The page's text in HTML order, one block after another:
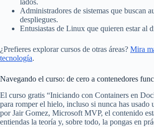
lados.
Administradores de sistemas que buscan
despliegues.
Entusiastas de Linux que quieren estar al
¿Prefieres explorar cursos de otras áreas? Mira
tecnología.
Navegando el curso: de cero a contenedores
El curso gratis “Iniciando con Containers en
para romper el hielo, incluso si nunca has usado
por Jair Gomez, Microsoft MVP, el contenido
entiendas la teoría y, sobre todo, la pongas en